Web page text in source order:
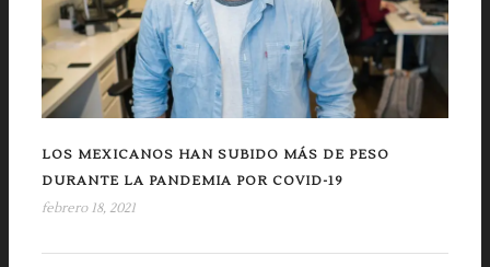
LOS MEXICANOS HAN SUBIDO MÁS DE PESO
DURANTE LA PANDEMIA POR COVID-19
febrero 18, 2021